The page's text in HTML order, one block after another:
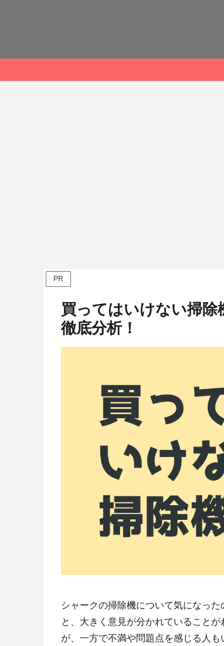
PR
買ってはいけない掃
徹底分析！
シャークの掃除機について気になっ
と、大きく意見が分かれていること
が、一方で不満や問題点を感じる人も